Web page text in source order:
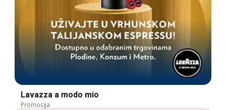
Lavazza a modo mio
Promocija